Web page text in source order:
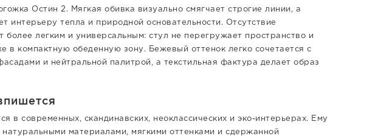
Остин 2. Мягкая обивка визуально смягчает строгие линии, а
интерьеру тепла и природной основательности. Отсутствие
более легким и универсальным: стул не перегружает пространство и
в компактную обеденную зону. Бежевый оттенок легко сочетается с
и нейтральной палитрой, а текстильная фактура делает образ
в современных, скандинавских, неоклассических и эко-интерьерах. Ему
натуральными материалами, мягкими оттенками и сдержанной